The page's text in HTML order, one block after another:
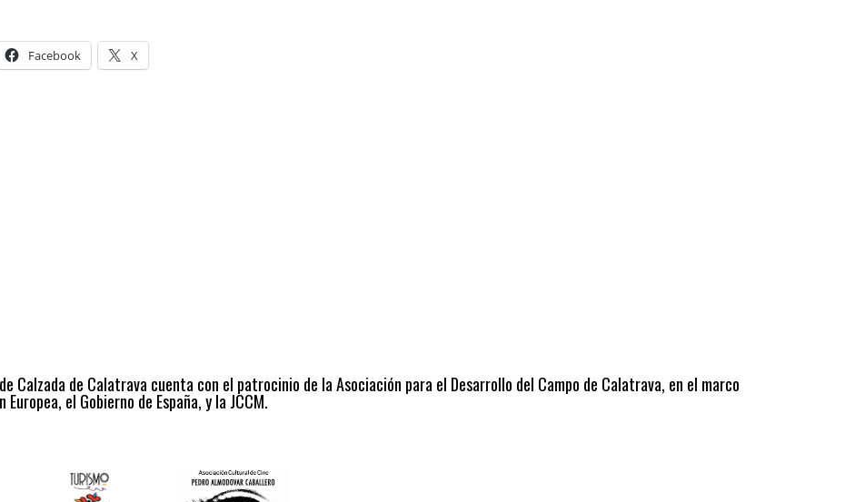
Facebook X
Calzada de Calatrava cuenta con el patrocinio de la Asociación para el Desarrollo del Campo de Calatrava, en el marco
el Gobierno de España, y la JCCM.